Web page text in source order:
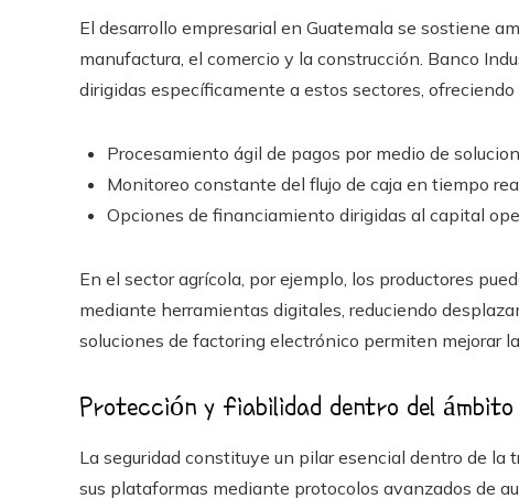
El desarrollo empresarial en Guatemala se sostiene
manufactura, el comercio y la construcción. Banco
dirigidas específicamente a estos sectores,
Procesamiento ágil de pagos por medio de
Monitoreo constante del flujo de caja en tiempo
Opciones de financiamiento dirigidas al capital
En el sector agrícola, por ejemplo, los productores
mediante herramientas digitales, reduciendo
soluciones de factoring electrónico permiten mejorar
Protección y fiabilidad dentro del
La seguridad constituye un pilar esencial dentro de
sus plataformas mediante protocolos avanzados de